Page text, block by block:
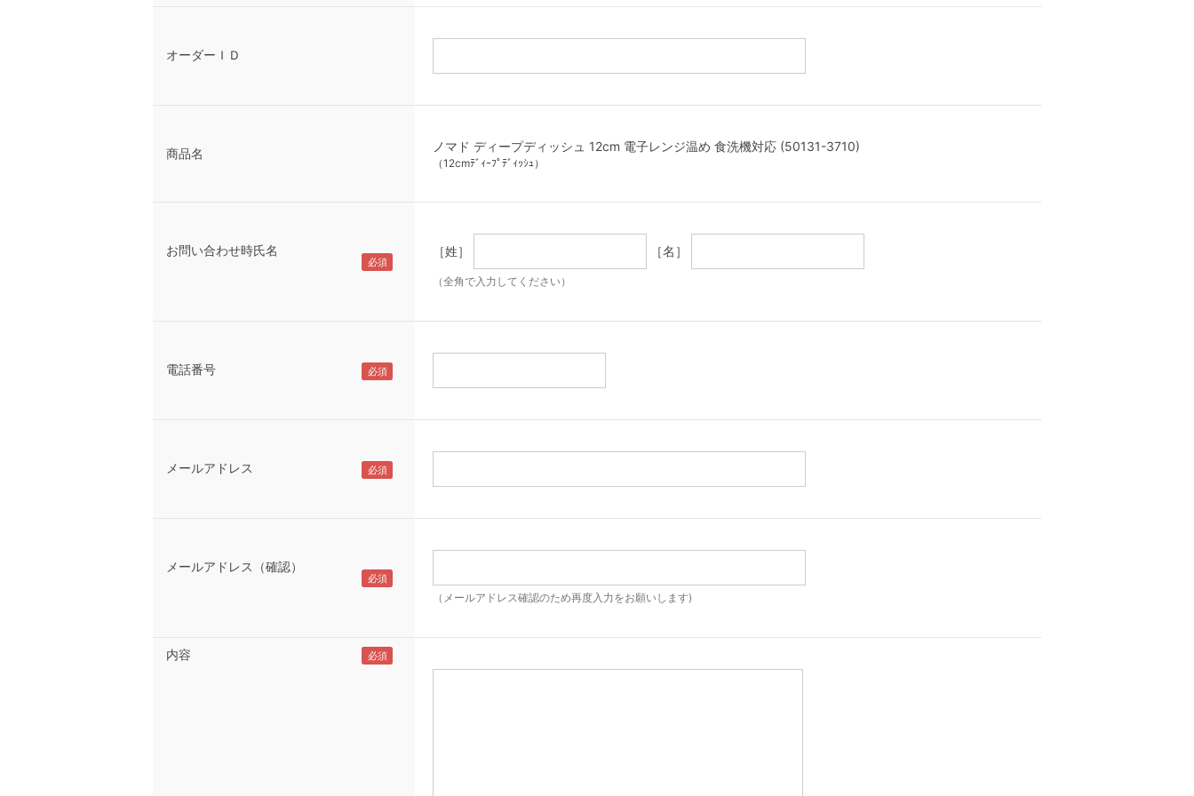
オーダーＩＤ
商品名 ノマド ディープディッシュ 12cm 電子レンジ温め 食洗機対応 (50131-3710)
（12cmﾃﾞｨｰﾌﾟﾃﾞｨｯｼｭ）
お問い合わせ時氏名 ［姓］ ［名］
（全角で入力してください）
電話番号
メールアドレス
メールアドレス（確認）
（メールアドレス確認のため再度入力をお願いします)
内容